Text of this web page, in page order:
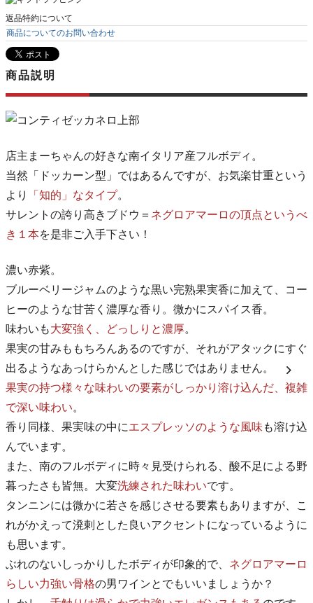
返品特約について
商品についてのお問い合わせ
商品説明
店主まーちゃんの好きな南イタリア産フルボディ。
当然「ドッカーン型」ではあるんですが、お気楽甘重という
より
「知的」なタイプ。
サレントの誇り高きブドウ＝ ネグロアマーロの頂点というべ
き１本を是非ご入手下さい！
濃い赤紫。
ブルーベリージャムのような黒い完熟果実香に加えて、コー
ヒーのような甘苦く濃厚な香り。微かにスパイス香。
味わいも大変強く、どっしりと濃厚。
果実の甘みももちろんあるのですが、それがアタックにすぐ
出るようなあっけらかんとした感じではありません。
果実の持つ様々な味わいの要素がしっかり溶け込んだ、複雑
で深い味わい。
香り同様、果実味の中にエスプレッソのような風味 も溶け込
んでいます。
また、南のフルボディに時々見受けられる、酸不足による野
暮ったさも皆無。大変洗練された味わいです。
タンニンには微かに若さを感じさせる要素もありますが、こ
れがかえって溌剌とした良いアクセントになっているように
も思います。
ぶれのないしっかりしたボディが印象的で、 ネグロアマーロ
らしい力強い骨格の男ワインとでもいいましょうか？